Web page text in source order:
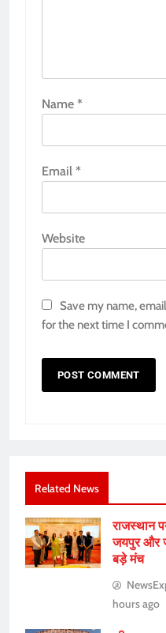
Name *
Email *
Website
Save my name,
for the next time I
Related News
राजस्थान
जयपुर और
बड़े मंच
hours ago